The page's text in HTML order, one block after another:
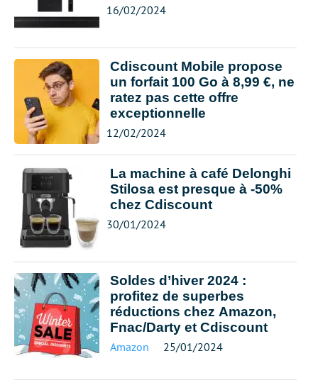
16/02/2024
Cdiscount Mobile propose
un forfait 100 Go à 8,99 €, ne
ratez pas cette offre
exceptionnelle
12/02/2024
La machine à café Delonghi
Stilosa est presque à -50%
chez Cdiscount
30/01/2024
Soldes d’hiver 2024 :
profitez de superbes
réductions chez Amazon,
Fnac/Darty et Cdiscount
Amazon 25/01/2024